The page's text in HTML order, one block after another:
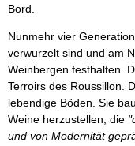
Bord.
Nunmehr vier
verwurzelt sind und am
Weinbergen festhalten.
Terroirs des Roussillon.
lebendige Böden. Sie
Weine herzustellen, die
und von Modernität